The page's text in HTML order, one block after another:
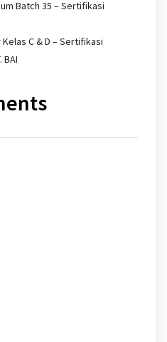
Batch 35 – Sertifikasi
C & D – Sertifikasi
BAI